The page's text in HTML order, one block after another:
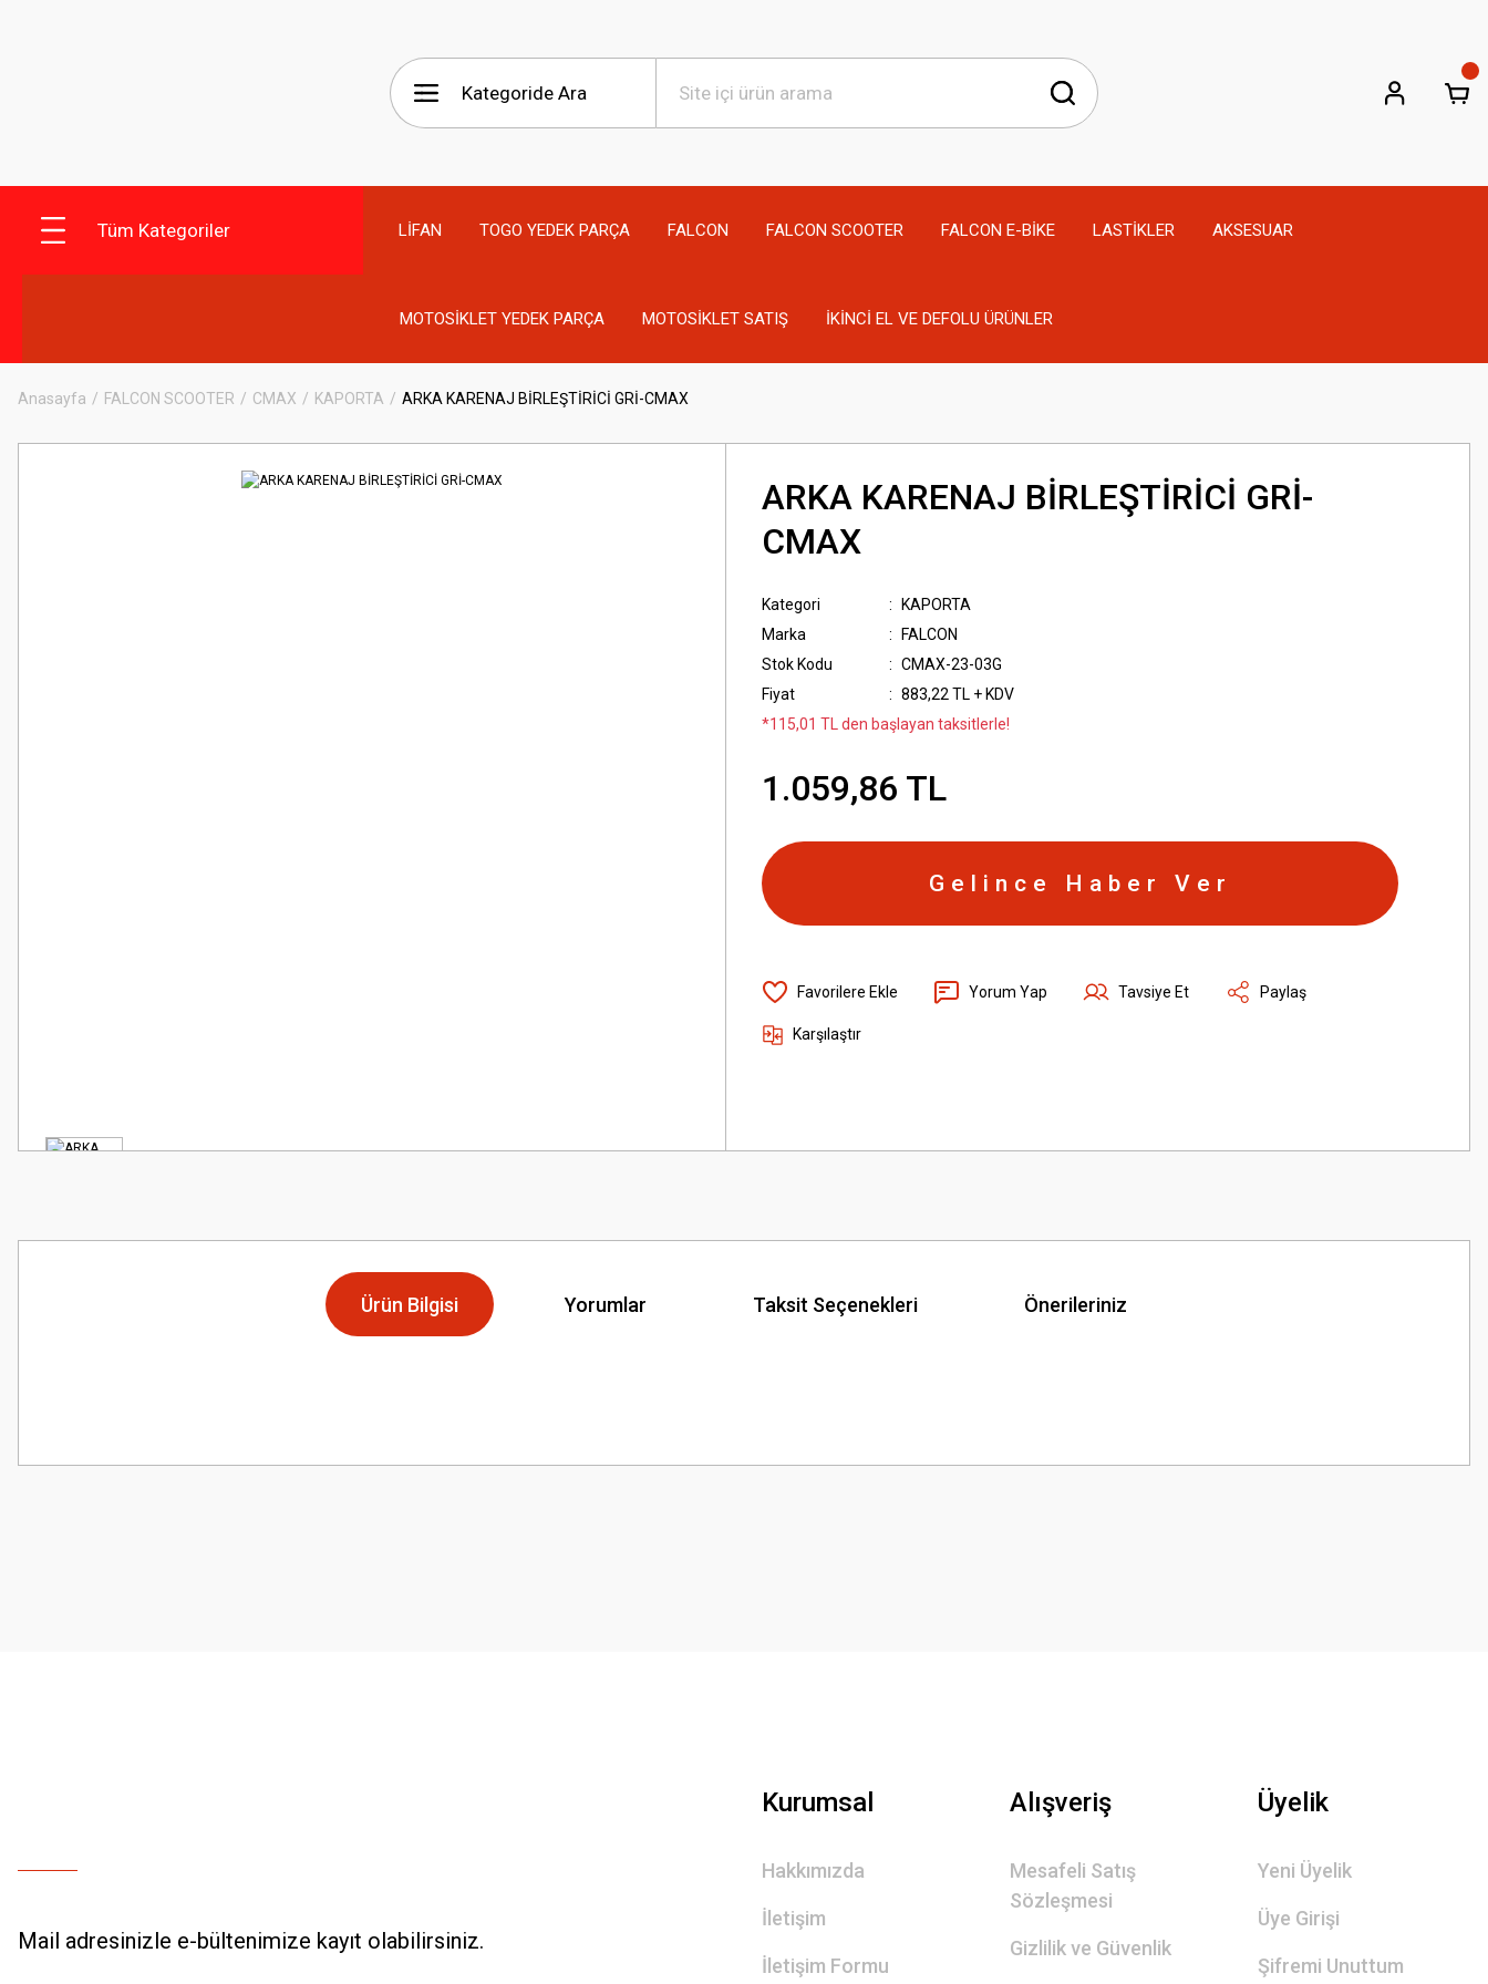
Tüm Kategoriler LİFAN TOGO YEDEK PARÇA FALCON FALCON SCOOTER FALCON E-BİKE LASTİKLER AKSESUAR
MOTOSİKLET YEDEK PARÇA MOTOSİKLET SATIŞ İKİNCİ EL VE DEFOLU ÜRÜNLER
Anasayfa FALCON SCOOTER CMAX KAPORTA ARKA KARENAJ BİRLEŞTİRİCİ GRİ-CMAX
ARKA KARENAJ BİRLEŞTİRİCİ GRİ-
CMAX
Kategori
KAPORTA
Marka
FALCON
Stok Kodu
CMAX-23-03G
Fiyat
883,22 TL + KDV
*115,01 TL den başlayan taksitlerle!
1.059,86 TL
Gelince Haber Ver
Yorum Yap Tavsiye Et Paylaş
Karşılaştır
Ürün Bilgisi Yorumlar Taksit Seçenekleri Önerileriniz
Görüş ve önerileriniz için teşekkür ederiz.
Mail adresinizle e-bültenimize kayıt olabilirsiniz.
Kurumsal
Hakkımızda
İletişim
İletişim Formu
Alışveriş
Mesafeli Satış
Sözleşmesi
Gizlilik ve Güvenlik
Üyelik
Yeni Üyelik
Üye Girişi
Şifremi Unuttum